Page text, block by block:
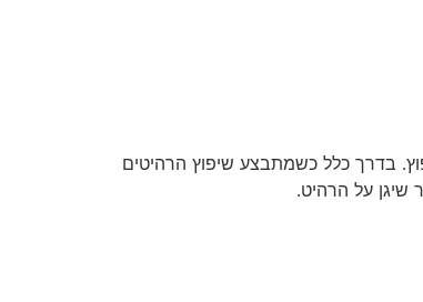
בדרך כלל כשמתבצע שיפוץ הרהיטים
שיגן על הרהיט.